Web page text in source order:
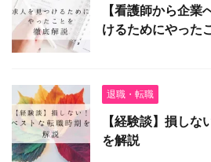
【看護師から企
けるためにやった
退職・転職
【経験談】損し
を解説